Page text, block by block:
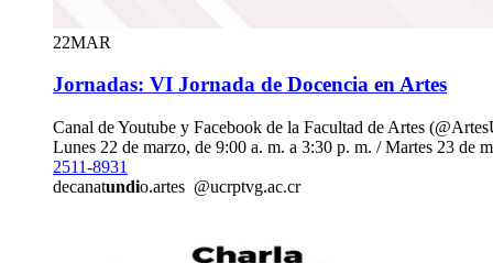
22MAR
Jornadas: VI Jornada de Docencia en Artes
Canal de Youtube y Facebook de la Facultad de Artes
Lunes 22 de marzo, de 9:00 a. m. a 3:30 p. m. / Martes 23 de
2511-8931
decanatundio.artes @ucrptvg.ac.cr